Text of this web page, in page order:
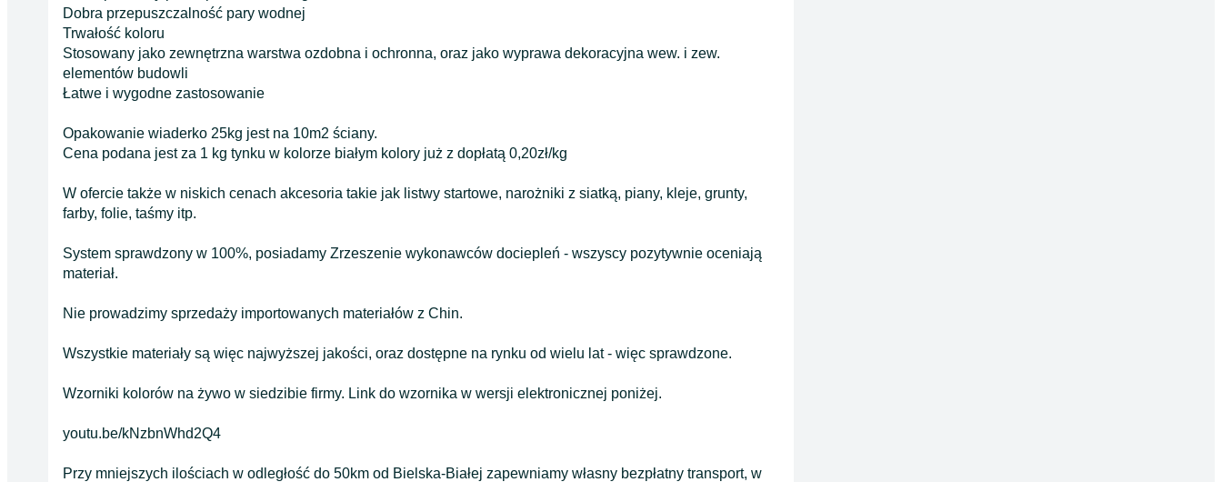
Dobra przepuszczalność pary wodnej
Trwałość koloru
Stosowany jako zewnętrzna warstwa ozdobna i ochronna, oraz jako wyprawa dekoracyjna wew. i zew.
elementów budowli
Łatwe i wygodne zastosowanie
Opakowanie wiaderko 25kg jest na 10m2 ściany.
Cena podana jest za 1 kg tynku w kolorze białym kolory już z dopłatą 0,20zł/kg
W ofercie także w niskich cenach akcesoria takie jak listwy startowe, narożniki z siatką, piany, kleje, grunty,
farby, folie, taśmy itp.
System sprawdzony w 100%, posiadamy Zrzeszenie wykonawców dociepleń - wszyscy pozytywnie oceniają
materiał.
Nie prowadzimy sprzedaży importowanych materiałów z Chin.
Wszystkie materiały są więc najwyższej jakości, oraz dostępne na rynku od wielu lat - więc sprawdzone.
Wzorniki kolorów na żywo w siedzibie firmy. Link do wzornika w wersji elektronicznej poniżej.
youtu.be/kNzbnWhd2Q4
Przy mniejszych ilościach w odległość do 50km od Bielska-Białej zapewniamy własny bezpłatny transport, w